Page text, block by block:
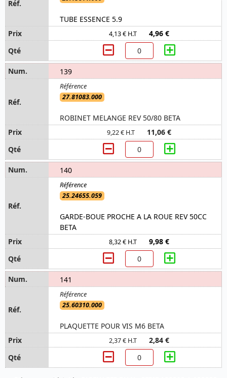
TUBE ESSENCE 5.9
4,13 € H.T 4,96 €
139
27.81083.000
ROBINET MELANGE REV 50/80 BETA
9,22 € H.T 11,06 €
140
25.24655.059
GARDE-BOUE PROCHE A LA ROUE REV 50CC
BETA
8,32 € H.T 9,98 €
141
25.60310.000
PLAQUETTE POUR VIS M6 BETA
2,37 € H.T 2,84 €